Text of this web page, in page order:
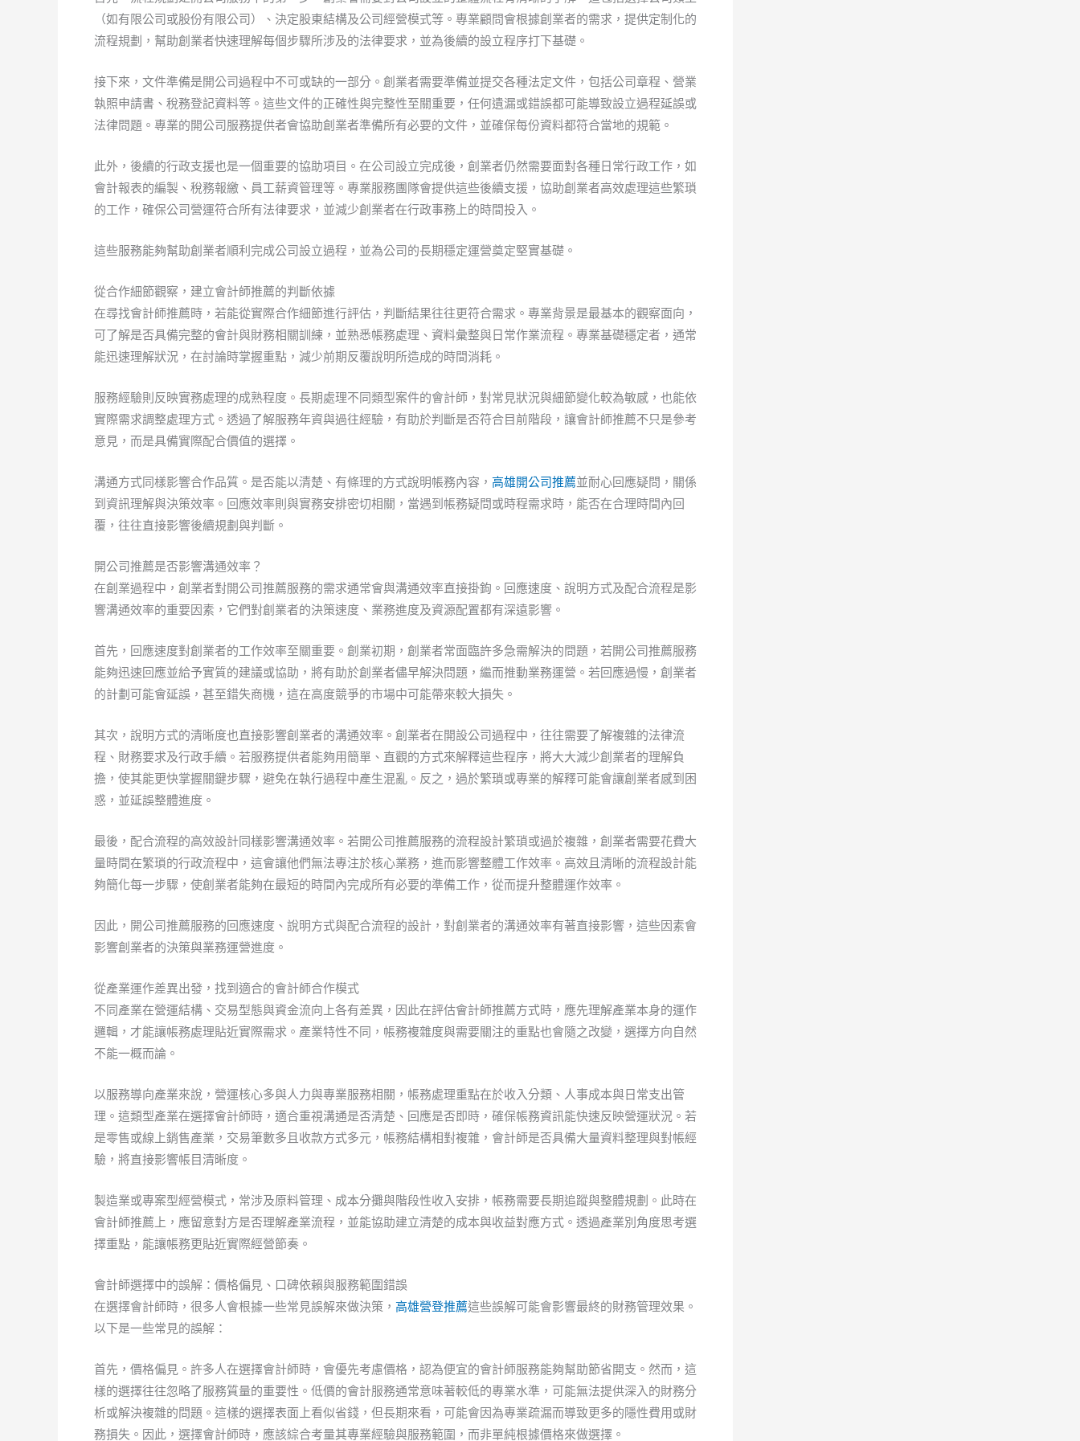
（如有限公司或股份有限公司）、決定股東結構及公司經營模式等。專業顧問會根據創業者的需求，提供定制化的
流程規劃，幫助創業者快速理解每個步驟所涉及的法律要求，並為後續的設立程序打下基礎。
接下來，文件準備是開公司過程中不可或缺的一部分。創業者需要準備並提交各種法定文件，包括公司章程、營業
執照申請書、稅務登記資料等。這些文件的正確性與完整性至關重要，任何遺漏或錯誤都可能導致設立過程延誤或
法律問題。專業的開公司服務提供者會協助創業者準備所有必要的文件，並確保每份資料都符合當地的規範。
此外，後續的行政支援也是一個重要的協助項目。在公司設立完成後，創業者仍然需要面對各種日常行政工作，如
會計報表的編製、稅務報繳、員工薪資管理等。專業服務團隊會提供這些後續支援，協助創業者高效處理這些繁瑣
的工作，確保公司營運符合所有法律要求，並減少創業者在行政事務上的時間投入。
這些服務能夠幫助創業者順利完成公司設立過程，並為公司的長期穩定運營奠定堅實基礎。
從合作細節觀察，建立會計師推薦的判斷依據
在尋找會計師推薦時，若能從實際合作細節進行評估，判斷結果往往更符合需求。專業背景是最基本的觀察面向，
可了解是否具備完整的會計與財務相關訓練，並熟悉帳務處理、資料彙整與日常作業流程。專業基礎穩定者，通常
能迅速理解狀況，在討論時掌握重點，減少前期反覆說明所造成的時間消耗。
服務經驗則反映實務處理的成熟程度。長期處理不同類型案件的會計師，對常見狀況與細節變化較為敏感，也能依
實際需求調整處理方式。透過了解服務年資與過往經驗，有助於判斷是否符合目前階段，讓會計師推薦不只是參考
意見，而是具備實際配合價值的選擇。
溝通方式同樣影響合作品質。是否能以清楚、有條理的方式說明帳務內容， 高雄開公司推薦並耐心回應疑問，關係
到資訊理解與決策效率。回應效率則與實務安排密切相關，當遇到帳務疑問或時程需求時，能否在合理時間內回
覆，往往直接影響後續規劃與判斷。
開公司推薦是否影響溝通效率？
在創業過程中，創業者對開公司推薦服務的需求通常會與溝通效率直接掛鉤。回應速度、說明方式及配合流程是影
響溝通效率的重要因素，它們對創業者的決策速度、業務進度及資源配置都有深遠影響。
首先，回應速度對創業者的工作效率至關重要。創業初期，創業者常面臨許多急需解決的問題，若開公司推薦服務
能夠迅速回應並給予實質的建議或協助，將有助於創業者儘早解決問題，繼而推動業務運營。若回應過慢，創業者
的計劃可能會延誤，甚至錯失商機，這在高度競爭的市場中可能帶來較大損失。
其次，說明方式的清晰度也直接影響創業者的溝通效率。創業者在開設公司過程中，往往需要了解複雜的法律流
程、財務要求及行政手續。若服務提供者能夠用簡單、直觀的方式來解釋這些程序，將大大減少創業者的理解負
擔，使其能更快掌握關鍵步驟，避免在執行過程中產生混亂。反之，過於繁瑣或專業的解釋可能會讓創業者感到困
惑，並延誤整體進度。
最後，配合流程的高效設計同樣影響溝通效率。若開公司推薦服務的流程設計繁瑣或過於複雜，創業者需要花費大
量時間在繁瑣的行政流程中，這會讓他們無法專注於核心業務，進而影響整體工作效率。高效且清晰的流程設計能
夠簡化每一步驟，使創業者能夠在最短的時間內完成所有必要的準備工作，從而提升整體運作效率。
因此，開公司推薦服務的回應速度、說明方式與配合流程的設計，對創業者的溝通效率有著直接影響，這些因素會
影響創業者的決策與業務運營進度。
從產業運作差異出發，找到適合的會計師合作模式
不同產業在營運結構、交易型態與資金流向上各有差異，因此在評估會計師推薦方式時，應先理解產業本身的運作
邏輯，才能讓帳務處理貼近實際需求。產業特性不同，帳務複雜度與需要關注的重點也會隨之改變，選擇方向自然
不能一概而論。
以服務導向產業來說，營運核心多與人力與專業服務相關，帳務處理重點在於收入分類、人事成本與日常支出管
理。這類型產業在選擇會計師時，適合重視溝通是否清楚、回應是否即時，確保帳務資訊能快速反映營運狀況。若
是零售或線上銷售產業，交易筆數多且收款方式多元，帳務結構相對複雜，會計師是否具備大量資料整理與對帳經
驗，將直接影響帳目清晰度。
製造業或專案型經營模式，常涉及原料管理、成本分攤與階段性收入安排，帳務需要長期追蹤與整體規劃。此時在
會計師推薦上，應留意對方是否理解產業流程，並能協助建立清楚的成本與收益對應方式。透過產業別角度思考選
擇重點，能讓帳務更貼近實際經營節奏。
會計師選擇中的誤解：價格偏見、口碑依賴與服務範圍錯誤
在選擇會計師時，很多人會根據一些常見誤解來做決策， 高雄營登推薦這些誤解可能會影響最終的財務管理效果。
以下是一些常見的誤解：
首先，價格偏見。許多人在選擇會計師時，會優先考慮價格，認為便宜的會計師服務能夠幫助節省開支。然而，這
樣的選擇往往忽略了服務質量的重要性。低價的會計服務通常意味著較低的專業水準，可能無法提供深入的財務分
析或解決複雜的問題。這樣的選擇表面上看似省錢，但長期來看，可能會因為專業疏漏而導致更多的隱性費用或財
務損失。因此，選擇會計師時，應該綜合考量其專業經驗與服務範圍，而非單純根據價格來做選擇。